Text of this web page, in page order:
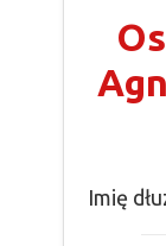
Imię